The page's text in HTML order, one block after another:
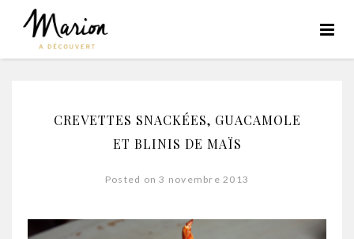
CREVETTES SNACKÉES, GUACAMOLE
ET BLINIS DE MAÏS
Posted on 3 novembre 2013